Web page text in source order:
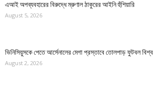
এআই অপব্যবহারের বিরুদ্ধে ম্রুণাল ঠাকুরের আইনি হুঁশিয়ারি
August 5, 2026
ভিনিসিয়ুসকে পেতে আর্সেনালের মেগা প্রস্তাবে তোলপাড় ফুটবল বিশ্ব
August 2, 2026